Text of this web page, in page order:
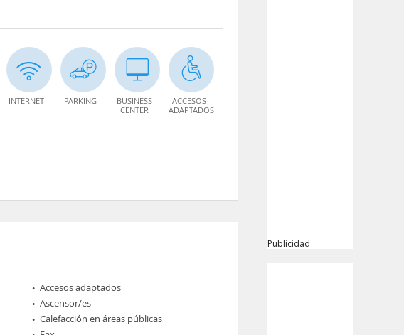
INTERNET PARKING
BUSINESS
CENTER
ACCESOS
ADAPTADOS
Accesos adaptados
Ascensor/es
Calefacción en áreas públicas
Publicidad